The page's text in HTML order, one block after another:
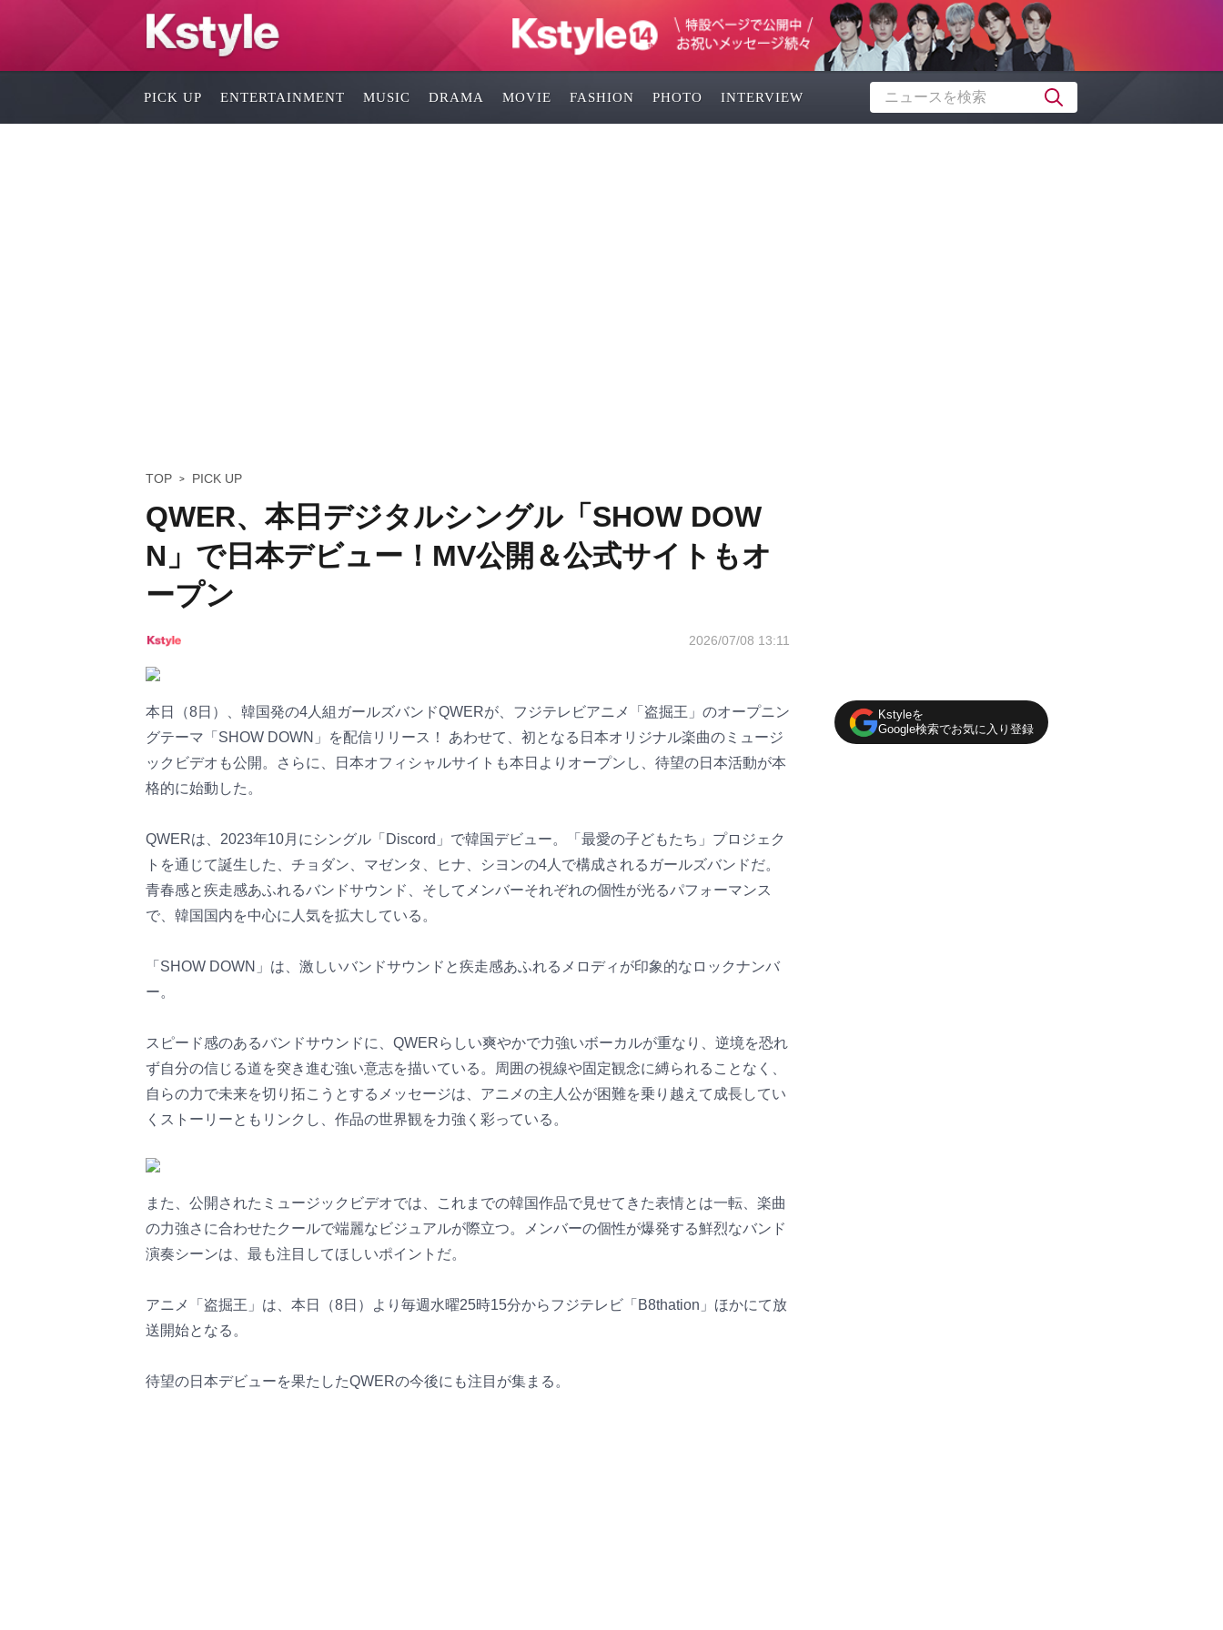
PICK UP ENTERTAINMENT MUSIC DRAMA MOVIE FASHION PHOTO INTERVIEW
TOP PICK UP
QWER、本日デジタルシングル「SHOW DOW
N」で日本デビュー！MV公開＆公式サイトもオ
ープン
2026/07/08 13:11
本日（8日）、韓国発の4人組ガールズバンドQWERが、フジテレビアニメ「盗掘王」のオープニン
グテーマ「SHOW DOWN」を配信リリース！ あわせて、初となる日本オリジナル楽曲のミュージ
ックビデオも公開。さらに、日本オフィシャルサイトも本日よりオープンし、待望の日本活動が本
格的に始動した。
QWERは、2023年10月にシングル「Discord」で韓国デビュー。「最愛の子どもたち」プロジェク
トを通じて誕生した、チョダン、マゼンタ、ヒナ、シヨンの4人で構成されるガールズバンドだ。
青春感と疾走感あふれるバンドサウンド、そしてメンバーそれぞれの個性が光るパフォーマンス
で、韓国国内を中心に人気を拡大している。
「SHOW DOWN」は、激しいバンドサウンドと疾走感あふれるメロディが印象的なロックナンバ
ー。
スピード感のあるバンドサウンドに、QWERらしい爽やかで力強いボーカルが重なり、逆境を恐れ
ず自分の信じる道を突き進む強い意志を描いている。周囲の視線や固定観念に縛られることなく、
自らの力で未来を切り拓こうとするメッセージは、アニメの主人公が困難を乗り越えて成長してい
くストーリーともリンクし、作品の世界観を力強く彩っている。
また、公開されたミュージックビデオでは、これまでの韓国作品で見せてきた表情とは一転、楽曲
の力強さに合わせたクールで端麗なビジュアルが際立つ。メンバーの個性が爆発する鮮烈なバンド
演奏シーンは、最も注目してほしいポイントだ。
アニメ「盗掘王」は、本日（8日）より毎週水曜25時15分からフジテレビ「B8thation」ほかにて放
送開始となる。
待望の日本デビューを果たしたQWERの今後にも注目が集まる。
Kstyleを
Google検索でお気に入り登録